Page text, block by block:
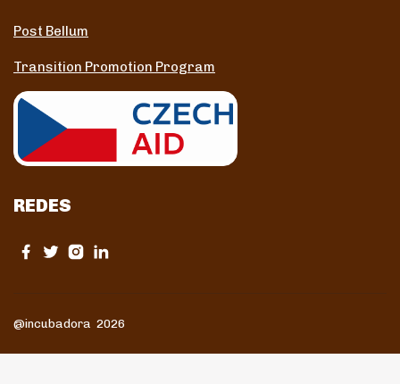
Post Bellum
Transition Promotion Program
REDES
@incubadora 2026